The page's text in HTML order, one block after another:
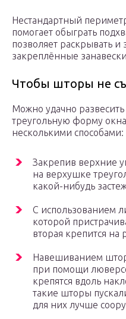
Нестандартный
помогает обыграть
позволяет раскрывать и
закреплённые
Чтобы шторы не
Можно удачно
треугольную форму
несколькими способами:
Закрепив верхние
на верхушке
какой-нибудь
С использованием
которой
вторая крепится
Навешиванием
при помощи
крепятся вдоль
такие шторы
для них лучше